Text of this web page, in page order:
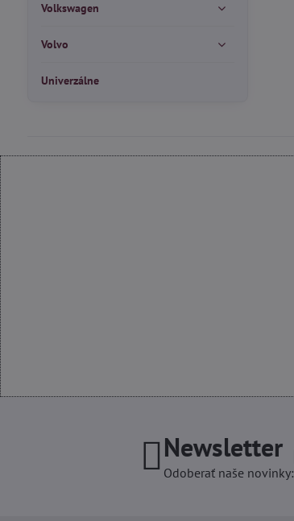
Volkswagen
Volvo
Univerzálne
Newsletter
Odoberať naše novinky: